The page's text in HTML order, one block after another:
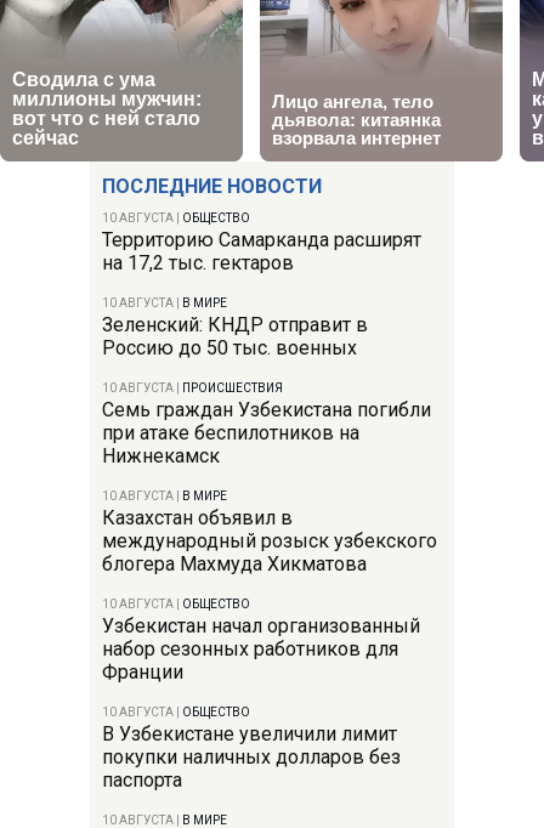
ПОСЛЕДНИЕ НОВОСТИ
10 АВГУСТА ОБЩЕСТВО
Территорию Самарканда расширят
на 17,2 тыс. гектаров
10 АВГУСТА В МИРЕ
Зеленский: КНДР отправит в
Россию до 50 тыс. военных
10 АВГУСТА ПРОИСШЕСТВИЯ
Семь граждан Узбекистана погибли
при атаке беспилотников на
Нижнекамск
10 АВГУСТА В МИРЕ
Казахстан объявил в
международный розыск узбекского
блогера Махмуда Хикматова
10 АВГУСТА ОБЩЕСТВО
Узбекистан начал организованный
набор сезонных работников для
Франции
10 АВГУСТА ОБЩЕСТВО
В Узбекистане увеличили лимит
покупки наличных долларов без
паспорта
10 АВГУСТА В МИРЕ